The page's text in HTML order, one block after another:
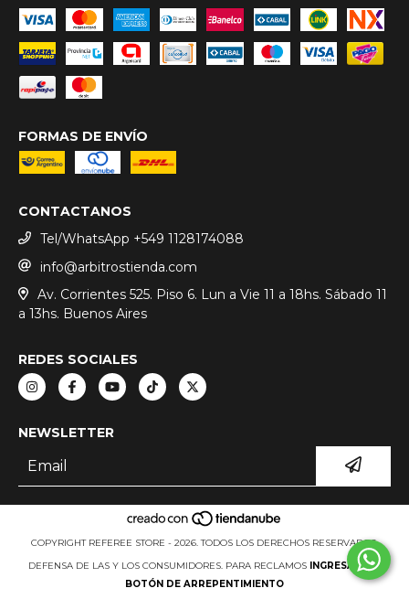
FORMAS DE ENVÍO
CONTACTANOS
Tel/WhatsApp +549 1128174088
info@arbitrostienda.com
Av. Corrientes 525. Piso 6. Lun a Vie 11 a 18hs. Sábado 11
a 13hs. Buenos Aires
REDES SOCIALES
NEWSLETTER
COPYRIGHT REFEREE STORE - 2026. TODOS LOS DERECHOS RESERVADOS.
DEFENSA DE LAS Y LOS CONSUMIDORES. PARA RECLAMOS INGRESÁ ACÁ.
BOTÓN DE ARREPENTIMIENTO